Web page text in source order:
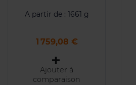
A partir de : 1661 g
Prix
1 759,08 €
Ajouter à
comparaison